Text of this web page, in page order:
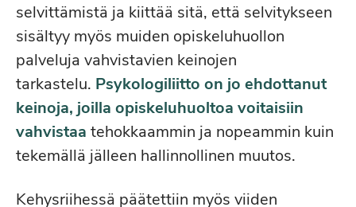
selvittämistä ja kiittää sitä, että selvitykseen
sisältyy myös muiden opiskeluhuollon
palveluja vahvistavien keinojen
tarkastelu. Psykologiliitto on jo ehdottanut
keinoja, joilla opiskeluhuoltoa voitaisiin
vahvistaa tehokkaammin ja nopeammin kuin
tekemällä jälleen hallinnollinen muutos.
Kehysriihessä päätettiin myös viiden